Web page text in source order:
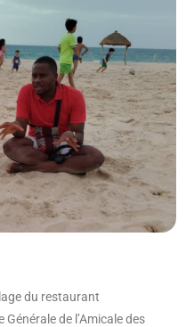
du restaurant
Générale de l’Amicale des